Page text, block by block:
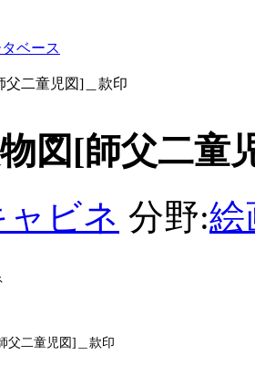
ベース
父二童児図]＿款印
物図[師父二童
ャビネ 分野:絵
父二童児図]＿款印